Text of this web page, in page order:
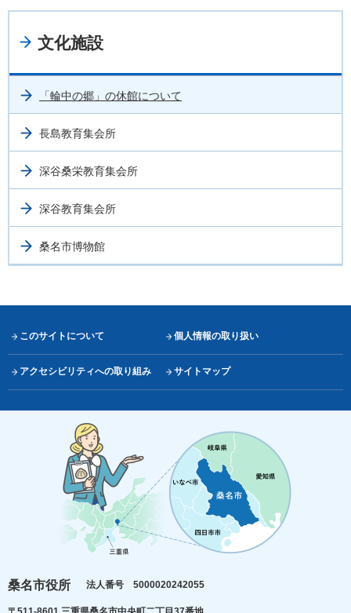
文化施設
「輪中の郷」の休館について
長島教育集会所
深谷桑栄教育集会所
深谷教育集会所
桑名市博物館
このサイトについて 個人情報の取り扱い
アクセシビリティへの取り組み サイトマップ
桑名市役所 法人番号 5000020242055